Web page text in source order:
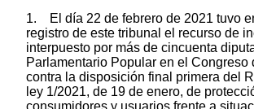
1. El día 22 de febrero de 2021 tuvo
registro de este tribunal el recurso de
interpuesto por más de cincuenta
Parlamentario Popular en el Congreso
contra la disposición final primera del
ley 1/2021, de 19 de enero, de
consumidores y usuarios frente a